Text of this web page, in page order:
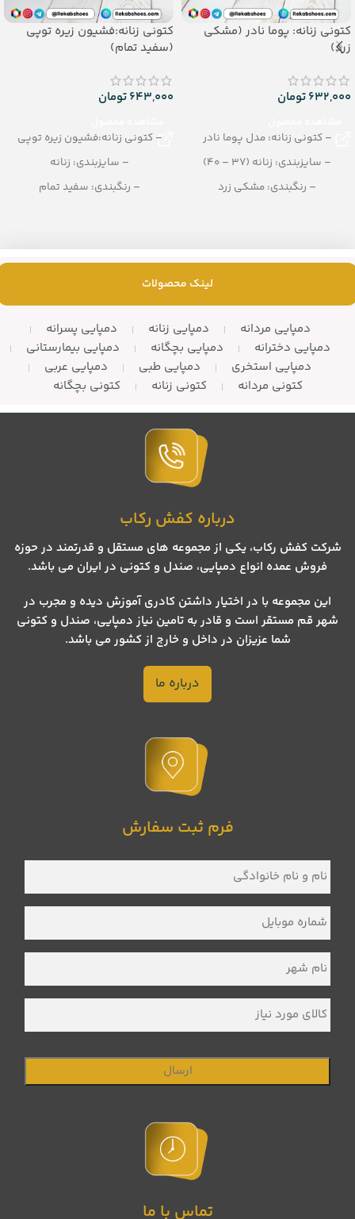
کتونی زنانه: پوما نادر (مشکی
زرد)
632,000تومان
– کتونی زنانه: مدل پوما نادر
– سایزبندی: زنانه (37 – 40)
– رنگبندی: مشکی زرد
کتونی زنانه:فشیون زیره توپی
(سفید تمام)
643,000تومان
– کتونی زنانه:فشیون زیره توپی
– سایزبندی: زنانه
– رنگبندی: سفید تمام
لینک محصولات
دمپایی مردانه دمپایی زنانه
دمپایی پسرانه
دمپایی دخترانه
دمپایی بچگانه
دمپایی بیمارستانی
دمپایی استخری
دمپایی طبی
دمپایی عربی
کتونی مردانه
کتونی زنانه کتونی بچگانه
درباره کفش رکاب
شرکت کفش رکاب، یکی از مجموعه های مستقل و قدرتمند در حوزه
فروش عمده انواع دمپایی، صندل و کتونی در ایران می باشد.
این مجموعه با در اختیار داشتن کادری آموزش دیده و مجرب در
شهر قم مستقر است و قادر به تامین نیاز دمپایی، صندل و کتونی
شما عزیزان در داخل و خارج از کشور می باشد.
درباره ما
فرم ثبت سفارش
نام
و
نام
خانوادگی
*
شماره
موبایل *
نام
شهر *
کالای
مورد
نیاز
تماس با ما